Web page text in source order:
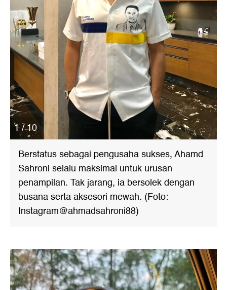
1 / 10
Berstatus sebagai pengusaha sukses, Ahamd
Sahroni selalu maksimal untuk urusan
penampilan. Tak jarang, ia bersolek dengan
busana serta aksesori mewah. (Foto:
Instagram@ahmadsahroni88)